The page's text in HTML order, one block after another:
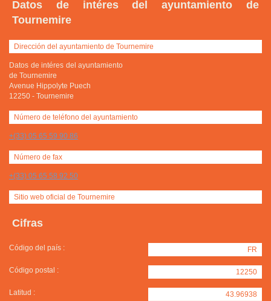
Datos de intéres del ayuntamiento de
Tournemire
Dirección del ayuntamiento de Tournemire
Datos de intéres del ayuntamiento
de Tournemire
Avenue Hippolyte Puech
12250 - Tournemire
Número de teléfono del ayuntamiento
+(33) 05 65 59 90 86
Número de fax
+(33) 05 65 58 92 50
Sitio web oficial de Tournemire
Cifras
Código del país : FR
Código postal : 12250
Latitud : 43.96938